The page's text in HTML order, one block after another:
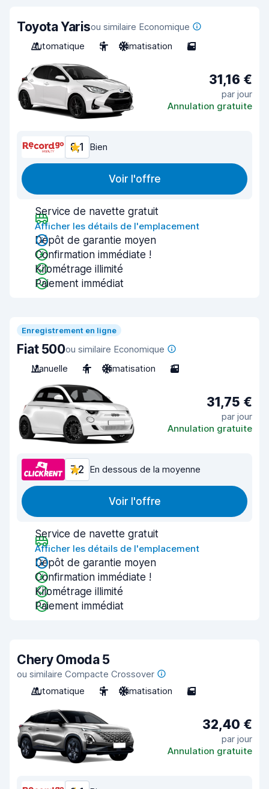
Toyota Yarisou similaire Economique
Automatique
5 Climatisation 5
31,16 €
par jour
Annulation gratuite
8,1 Bien
Voir l'offre
Service de navette gratuit
Afficher les détails de l'emplacement
Dépôt de garantie moyen
Confirmation immédiate !
Kilométrage illimité
Paiement immédiat
Enregistrement en ligne
Fiat 500ou similaire Economique
Manuelle
4 Climatisation 3
31,75 €
par jour
Annulation gratuite
7,2 En dessous de la moyenne
Voir l'offre
Service de navette gratuit
Afficher les détails de l'emplacement
Dépôt de garantie moyen
Confirmation immédiate !
Kilométrage illimité
Paiement immédiat
Chery Omoda 5
ou similaire Compacte Crossover
Automatique
5 Climatisation 5
32,40 €
par jour
Annulation gratuite